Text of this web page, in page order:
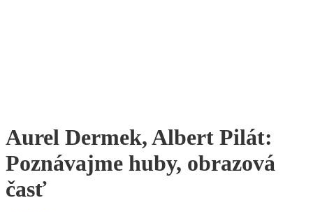
Aurel Dermek, Albert Pilát:
Poznávajme huby, obrazová
časť